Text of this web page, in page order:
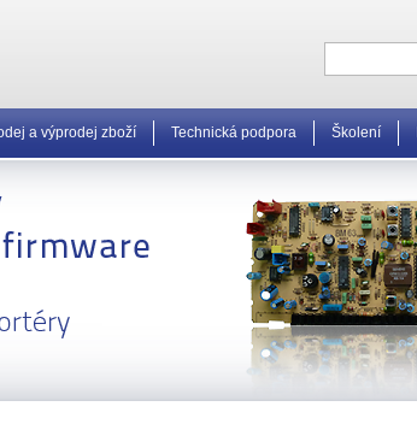
a výprodej zboží Technická podpora Školení